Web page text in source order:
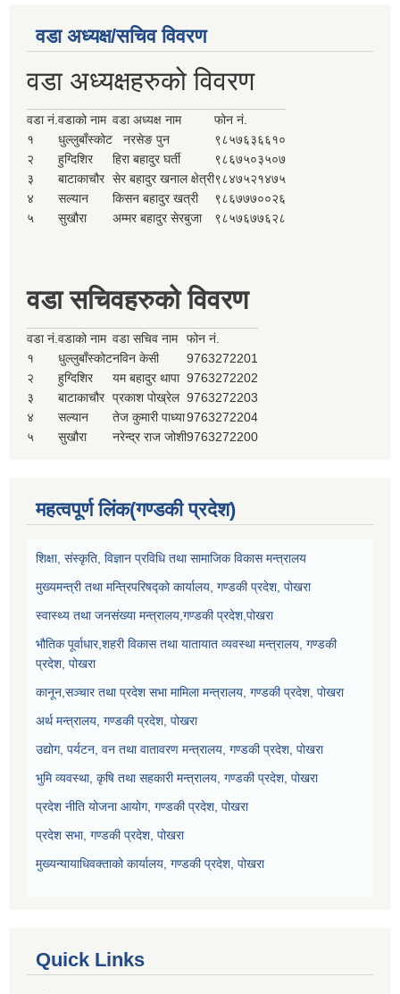
वडा अध्यक्ष/सचिव विवरण
वडा अध्यक्षहरुको विवरण
वडा नं.वडाको नाम वडा अध्यक्ष नाम
फोन नं.
१
धुल्लुबाँस्कोट नरसेङ पुन
९८५७६३६६१०
२
हुग्दिशिर हिरा बहादुर घर्ती
९८६७५०३५०७
३
बाटाकाचौर सेर बहादुर खनाल क्षेत्री९८४७५२१४७५
४
सल्यान किसन बहादुर खत्री
९८६७७७००२६
५
सुखौरा अम्मर बहादुर सेरबुजा ९८५७६७७६२८
वडा सचिवहरुको विवरण
वडा नं.वडाको नाम वडा सचिव नाम
फोन नं.
१
धुल्लुबाँस्कोटनविन केसी
9763272201
२
हुग्दिशिर यम बहादुर थापा 9763272202
३
बाटाकाचौर प्रकाश पोख्रेल 9763272203
४
सल्यान तेज कुमारी पाध्या9763272204
५
सुखौरा नरेन्द्र राज जोशी9763272200
महत्वपूर्ण लिंक(गण्डकी प्रदेश)
शिक्षा, संस्कृति, विज्ञान प्रविधि तथा सामाजिक विकास मन्त्रालय
मुख्यमन्त्री तथा मन्त्रिपरिषद्को कार्यालय, गण्डकी प्रदेश, पोखरा
स्वास्थ्य तथा जनसंख्या मन्त्रालय,गण्डकी प्रदेश,पोखरा
भौतिक पूर्वाधार,शहरी विकास तथा यातायात व्यवस्था मन्त्रालय, गण्डकी
प्रदेश, पोखरा
कानून,सञ्चार तथा प्रदेश सभा मामिला मन्त्रालय, गण्डकी प्रदेश, पोखरा
अर्थ मन्त्रालय, गण्डकी प्रदेश, पोखरा
उद्योग, पर्यटन, वन तथा वातावरण मन्त्रालय, गण्डकी प्रदेश, पोखरा
भुमि व्यवस्था, कृषि तथा सहकारी मन्त्रालय, गण्डकी प्रदेश, पोखरा
प्रदेश नीति योजना आयोग, गण्डकी प्रदेश, पोखरा
प्रदेश सभा, गण्डकी प्रदेश, पोखरा
मुख्यन्यायाधिवक्ताको कार्यालय, गण्डकी प्रदेश, पोखरा
Quick Links